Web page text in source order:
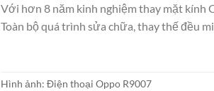
Với hơn 8 năm kinh nghiệm thay mặt kính
Toàn bộ quá trình sửa chữa, thay thế đều
Hình ảnh: Điện thoại Oppo R9007